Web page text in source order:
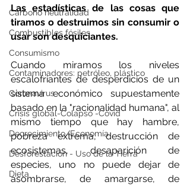
Carbono neutralidad
Combustibles fósiles
Consumismo
Contaminadores: petróleo, plástico
Coronavirus
Crisis global-Colapso -Covid
Decrecimiento/Economía
Desforestación - Uso de la Tierra
Dieta
Las estadísticas de las cosas que
tiramos o destruimos sin consumir o
usar son desquiciantes.
Cuando miramos los niveles
escalofriantes de desperdicios de un
sistema económico supuestamente
basado en la "racionalidad humana", al
mismo tiempo que hay hambre,
pobreza extrema, destrucción de
ecosistemas, desaparición de
especies, uno no puede dejar de
asombrarse, de amargarse, de